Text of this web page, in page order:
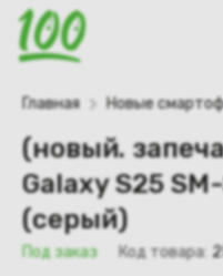
Главная Новые
(новый.
Galaxy S25
(серый)
Под заказ Код товара: